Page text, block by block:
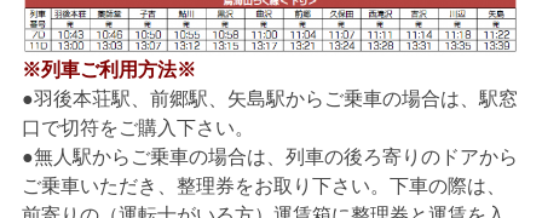
※列車ご利用方法※
●羽後本荘駅、前郷駅、矢島駅からご乗車の場合は、駅窓
口で切符をご購入下さい。
●無人駅からご乗車の場合は、列車の後ろ寄りのドアから
ご乗車いただき、整理券をお取り下さい。下車の際は、